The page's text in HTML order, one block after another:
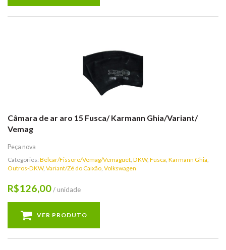
Câmara de ar aro 15 Fusca/ Karmann Ghia/Variant/
Vemag
Peça nova
Categories: Belcar/Fissore/Vemag/Vemaguet, DKW, Fusca, Karmann Ghia,
Outros-DKW, Variant/Zé do Caixão, Volkswagen
R$126,00/ unidade
VER PRODUTO